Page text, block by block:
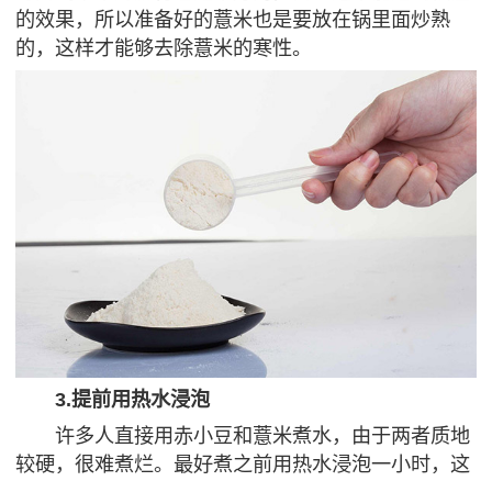
的效果，所以准备好的薏米也是要放在锅里面炒熟
的，这样才能够去除薏米的寒性。
3.提前用热水浸泡
许多人直接用赤小豆和薏米煮水，由于两者质地
较硬，很难煮烂。最好煮之前用热水浸泡一小时，这